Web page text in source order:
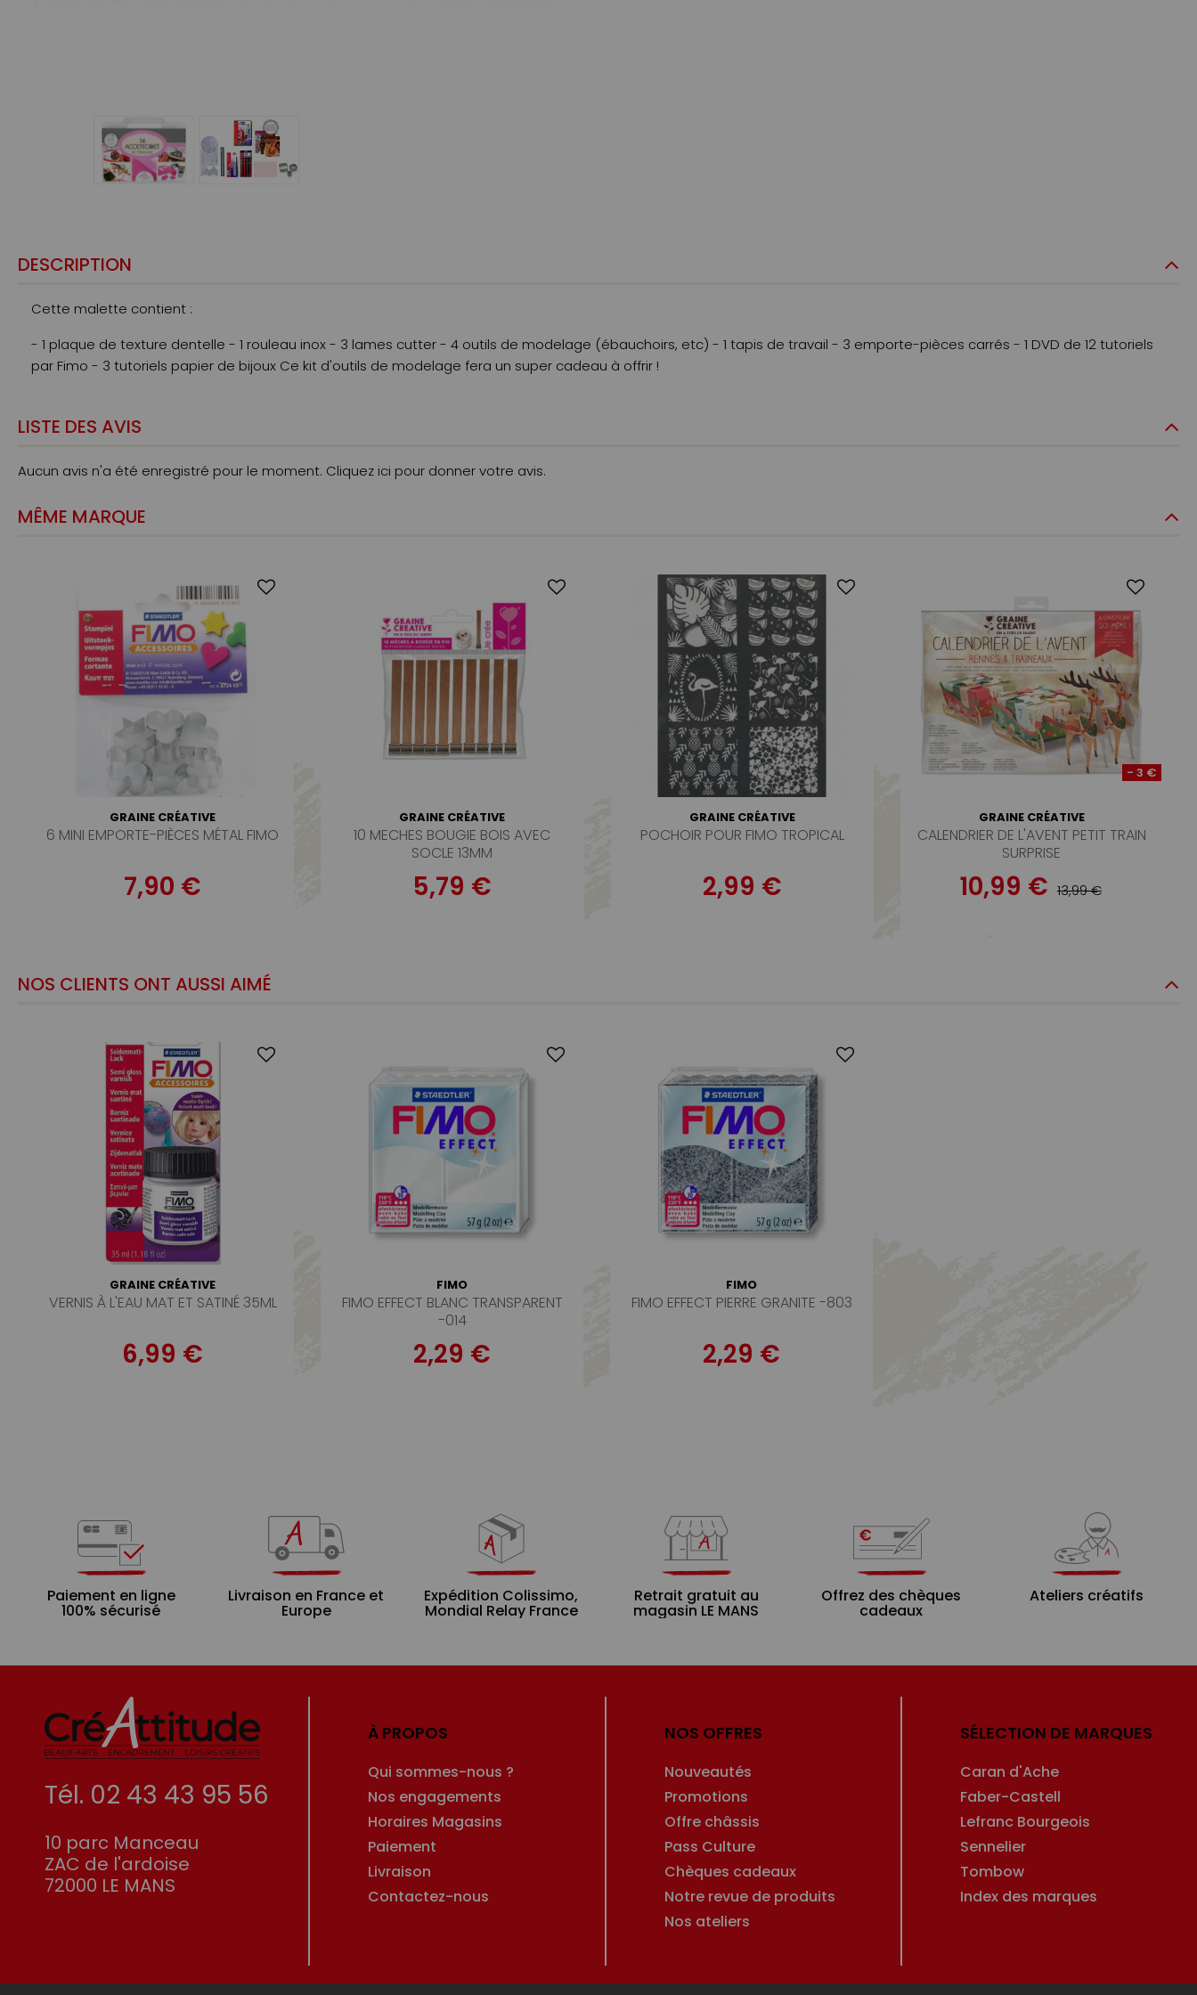
DESCRIPTION
Cette malette contient :
- 1 plaque de texture dentelle - 1 rouleau inox - 3 lames cutter - 4 outils de modelage (ébauchoirs, etc) - 1 tapis de travail - 3 emporte-pièces carrés - 1 DVD de 12 tutoriels
par Fimo - 3 tutoriels papier de bijoux Ce kit d'outils de modelage fera un super cadeau à offrir !
LISTE DES AVIS
Aucun avis n'a été enregistré pour le moment. Cliquez ici pour donner votre avis.
MÊME MARQUE
GRAINE CRÉATIVE
6 MINI EMPORTE-PIÈCES MÉTAL FIMO
7,90 €
GRAINE CRÉATIVE
10 MECHES BOUGIE BOIS AVEC
SOCLE 13MM
5,79 €
GRAINE CRÉATIVE
POCHOIR POUR FIMO TROPICAL
2,99 €
- 3 €
GRAINE CRÉATIVE
CALENDRIER DE L'AVENT PETIT TRAIN
SURPRISE
10,99 € 13,99 €
NOS CLIENTS ONT AUSSI AIMÉ
GRAINE CRÉATIVE
VERNIS À L'EAU MAT ET SATINÉ 35ML
6,99 €
FIMO
FIMO EFFECT BLANC TRANSPARENT
-014
2,29 €
FIMO
FIMO EFFECT PIERRE GRANITE -803
2,29 €
Paiement en ligne
100% sécurisé
Livraison en France et
Europe
Expédition Colissimo,
Mondial Relay France
Retrait gratuit au
magasin LE MANS
Offrez des chèques
cadeaux
Ateliers créatifs
Tél. 02 43 43 95 56
10 parc Manceau
ZAC de l'ardoise
72000 LE MANS
À PROPOS
Qui sommes-nous ?
Nos engagements
Horaires Magasins
Paiement
Livraison
Contactez-nous
NOS OFFRES
Nouveautés
Promotions
Offre châssis
Pass Culture
Chèques cadeaux
Notre revue de produits
Nos ateliers
SÉLECTION DE MARQUES
Caran d'Ache
Faber-Castell
Lefranc Bourgeois
Sennelier
Tombow
Index des marques